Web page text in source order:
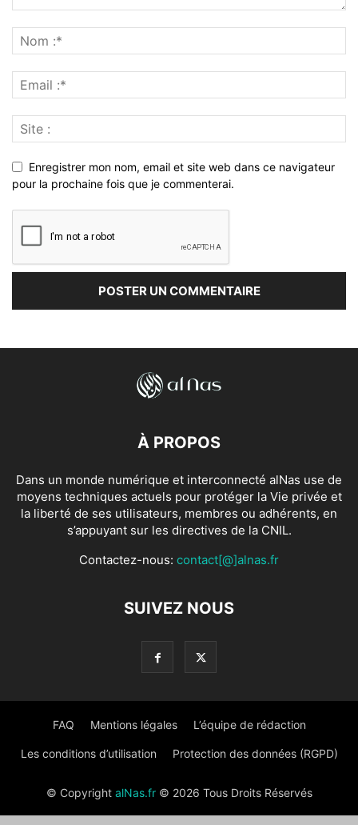
Enregistrer mon nom, email et site web dans ce navigateur
pour la prochaine fois que je commenterai.
À PROPOS
Dans un monde numérique et interconnecté alNas use de
moyens techniques actuels pour protéger la Vie privée et
la liberté de ses utilisateurs, membres ou adhérents, en
s’appuyant sur les directives de la CNIL.
Contactez-nous: contact[@]alnas.fr
SUIVEZ NOUS
FAQ Mentions légales L’équipe de rédaction
Les conditions d’utilisation Protection des données (RGPD)
© Copyright alNas.fr© 2026 Tous Droits Réservés